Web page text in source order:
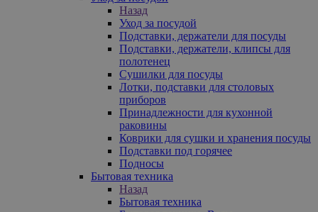
Назад
Уход за посудой
Подставки, держатели для посуды
Подставки, держатели, клипсы для
полотенец
Сушилки для посуды
Лотки, подставки для столовых
приборов
Принадлежности для кухонной
раковины
Коврики для сушки и хранения посуды
Подставки под горячее
Подносы
Бытовая техника
Назад
Бытовая техника